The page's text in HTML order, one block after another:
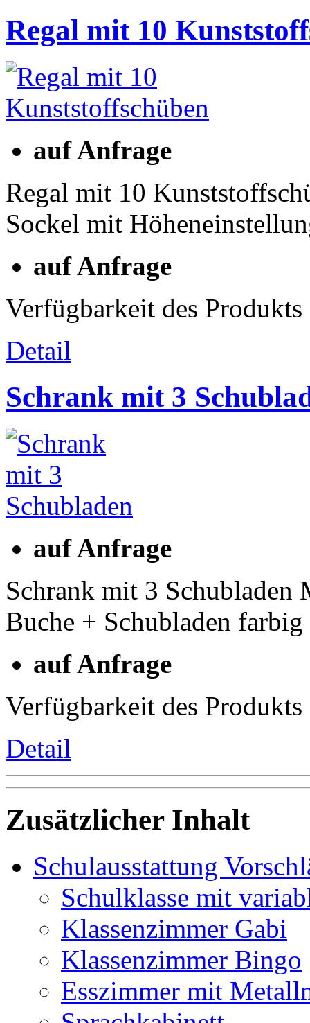
Regal mit 10
auf Anfrage
Regal mit 10
Sockel mit
auf Anfrage
Verfügbarkeit des Produkts
Detail
Schrank mit 3
auf Anfrage
Schrank mit 3 Schubladen
Buche + Schubladen
auf Anfrage
Verfügbarkeit des Produkts
Detail
Zusätzlicher Inhalt
Schulausstattung
Schulklasse mit
Klassenzimmer Gabi
Klassenzimmer Bingo
Esszimmer mit